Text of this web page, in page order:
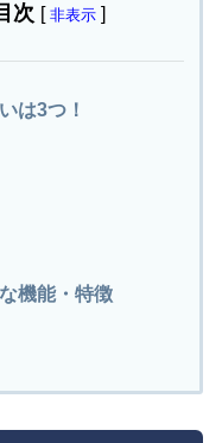
次 [ 非表示 ]
は3つ！
機能・特徴